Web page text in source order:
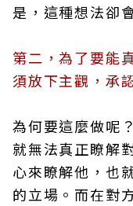
是，這種想法卻
第二，為了要能
須放下主觀，承
為何要這麼做呢
就無法真正瞭解
心來瞭解他，也
的立場。而在對